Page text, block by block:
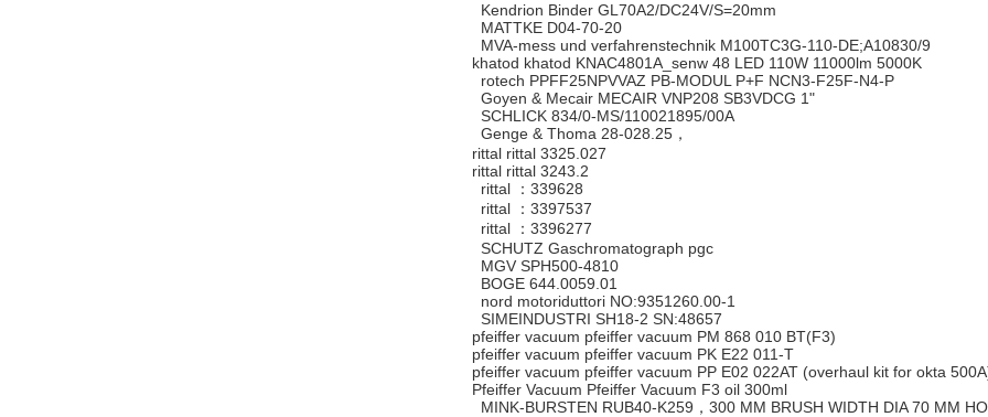
Kendrion Binder GL70A2/DC24V/S=20mm
MATTKE D04-70-20
MVA-mess und verfahrenstechnik M100TC3G-110-DE;A10830/9
khatod khatod KNAC4801A_senw 48 LED 110W 11000lm 5000K
rotech PPFF25NPVVAZ PB-MODUL P+F NCN3-F25F-N4-P
Goyen & Mecair MECAIR VNP208 SB3VDCG 1"
SCHLICK 834/0-MS/110021895/00A
Genge & Thoma 28-028.25，
rittal rittal 3325.027
rittal rittal 3243.2
rittal ：339628
rittal ：3397537
rittal ：3396277
SCHUTZ Gaschromatograph pgc
MGV SPH500-4810
BOGE 644.0059.01
nord motoriduttori NO:9351260.00-1
SIMEINDUSTRI SH18-2 SN:48657
pfeiffer vacuum pfeiffer vacuum PM 868 010 BT(F3)
pfeiffer vacuum pfeiffer vacuum PK E22 011-T
pfeiffer vacuum pfeiffer vacuum PP E02 022AT (overhaul kit for okta
Pfeiffer Vacuum Pfeiffer Vacuum F3 oil 300ml
MINK-BURSTEN RUB40-K259，300 MM BRUSH WIDTH DIA 70 MM